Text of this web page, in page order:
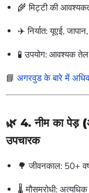
🌾 मिट्टी की
✈️ निर्यात: यूएई,
🧪 उपयोग: आवश्यक
📘 अगरवुड के बारे में
🌿 4. नीम का पेड़
उपचारक
🌳 जीवनकाल: 50+
🌡️ मौसमरोधी: